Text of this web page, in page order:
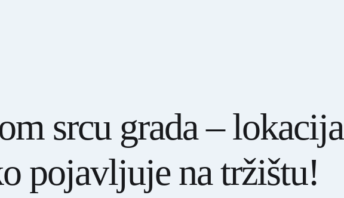
srcu grada – lokacija
pojavljuje na tržištu!